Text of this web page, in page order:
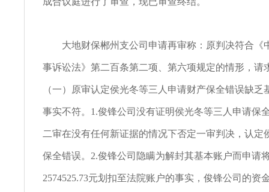
大地财保郴州支公司申请再审称：原判决符合《
事诉讼法》第二百条第二项、第六项规定的情形，请
（一）原审认定侯光冬等三人申请财产保全错误缺乏
事实不符。1.俊锋公司没有证明侯光冬等三人申请保
二审在没有任何新证据的情况下否定一审判决，认定
保全错误。2.俊锋公司隐瞒为解封其基本账户而申请
2574525.73元划扣至法院账户的事实，俊锋公司的资